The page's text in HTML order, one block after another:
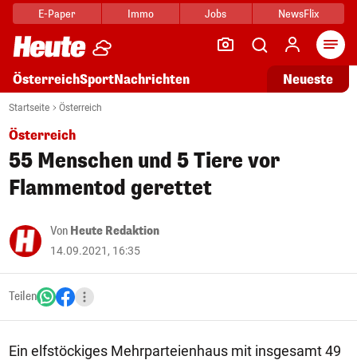
E-Paper Immo Jobs NewsFlix
ÖsterreichSportNachrichten Neueste
Startseite Österreich
Österreich
55 Menschen und 5 Tiere vor
Flammentod gerettet
Von Heute Redaktion
14.09.2021, 16:35
Teilen
Ein elfstöckiges Mehrparteienhaus mit insgesamt 49